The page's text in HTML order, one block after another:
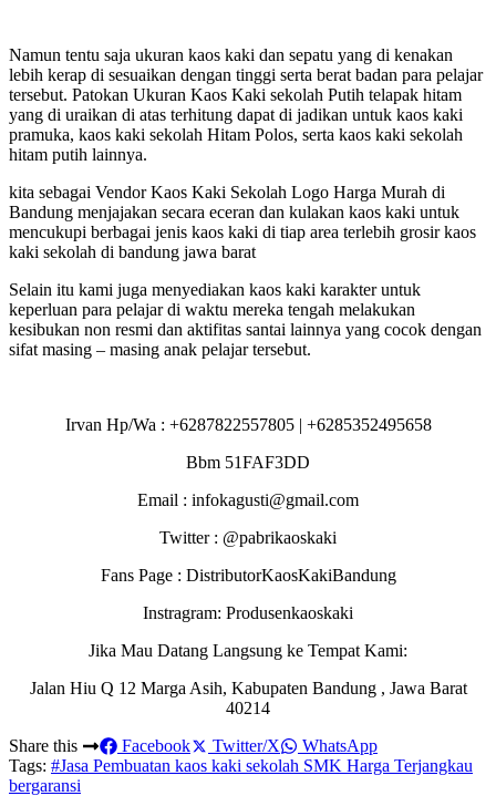
Namun tentu saja ukuran kaos kaki dan sepatu yang di kenakan
lebih kerap di sesuaikan dengan tinggi serta berat badan para pelajar
tersebut. Patokan Ukuran Kaos Kaki sekolah Putih telapak hitam
yang di uraikan di atas terhitung dapat di jadikan untuk kaos kaki
pramuka, kaos kaki sekolah Hitam Polos, serta kaos kaki sekolah
hitam putih lainnya.
kita sebagai Vendor Kaos Kaki Sekolah Logo Harga Murah di
Bandung menjajakan secara eceran dan kulakan kaos kaki untuk
mencukupi berbagai jenis kaos kaki di tiap area terlebih grosir kaos
kaki sekolah di bandung jawa barat
Selain itu kami juga menyediakan kaos kaki karakter untuk
keperluan para pelajar di waktu mereka tengah melakukan
kesibukan non resmi dan aktifitas santai lainnya yang cocok dengan
sifat masing – masing anak pelajar tersebut.
Irvan Hp/Wa : +6287822557805 | +6285352495658
Bbm 51FAF3DD
Email : infokagusti@gmail.com
Twitter : @pabrikaoskaki
Fans Page : DistributorKaosKakiBandung
Instragram: Produsenkaoskaki
Jika Mau Datang Langsung ke Tempat Kami:
Jalan Hiu Q 12 Marga Asih, Kabupaten Bandung , Jawa Barat
40214
Share this
Facebook Twitter/X
WhatsApp
Tags: #Jasa Pembuatan kaos kaki sekolah SMK Harga Terjangkau
bergaransi